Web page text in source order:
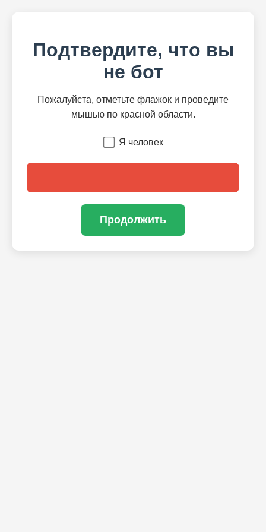
Подтвердите, что вы
не бот
Пожалуйста, отметьте флажок и проведите
мышью по красной области.
Я человек
Продолжить